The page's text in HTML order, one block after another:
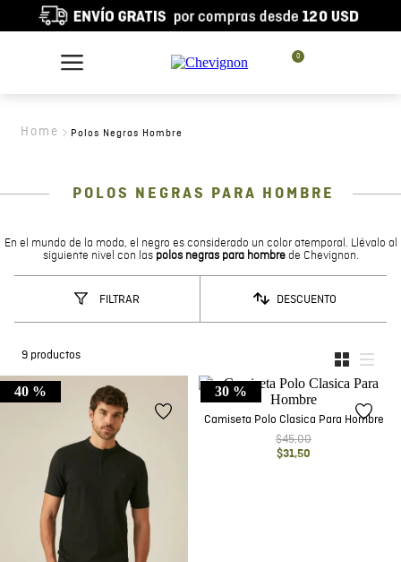
0
Polos Negras Hombre
POLOS NEGRAS PARA HOMBRE
En el mundo de la moda, el negro es considerado un color atemporal. Llévalo al
siguiente nivel con las polos negras para hombrede Chevignon.
FILTRAR DESCUENTO
9 productos
40 %
30 %
Camiseta Polo Clasica Para Hombre
$45,00
$31,50